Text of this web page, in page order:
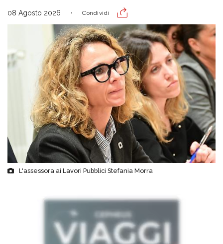
08 Agosto 2026 Condividi
L'assessora ai Lavori Pubblici Stefania Morra